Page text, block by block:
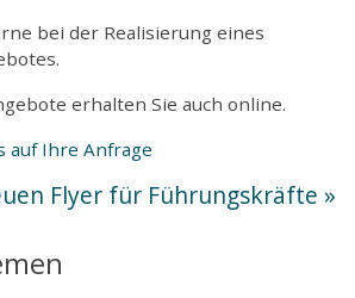
bei der Realisierung eines
erhalten Sie auch online.
auf Ihre Anfrage
Flyer für Führungskräfte »